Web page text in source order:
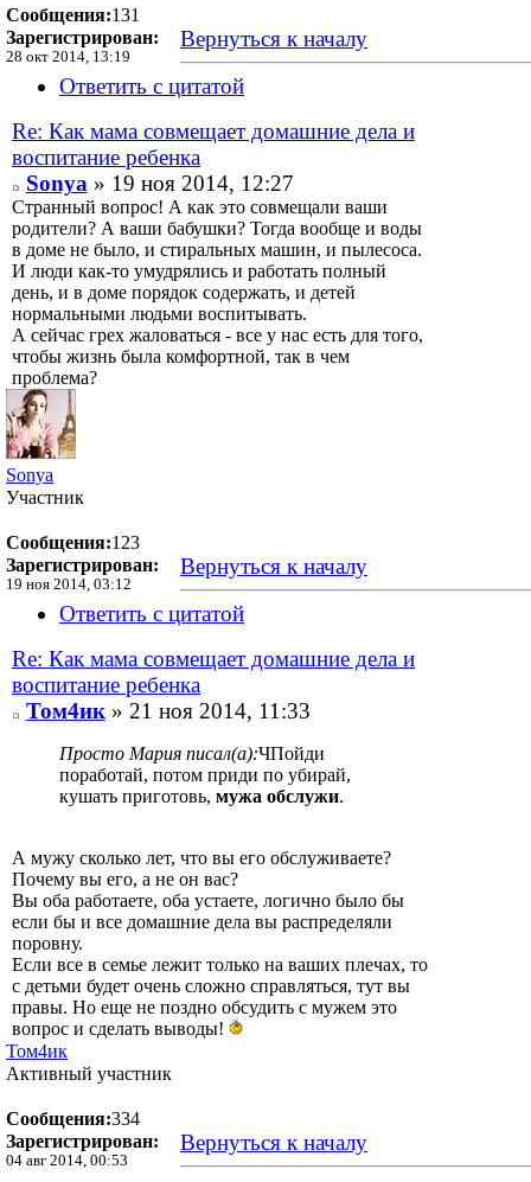
Сообщения:131
Зарегистрирован:
28 окт 2014, 13:19
Вернуться к началу
Ответить с цитатой
Re: Как мама совмещает домашние дела и
воспитание ребенка
Sonya» 19 ноя 2014, 12:27
Странный вопрос! А как это совмещали ваши
родители? А ваши бабушки? Тогда вообще и воды
в доме не было, и стиральных машин, и пылесоса.
И люди как-то умудрялись и работать полный
день, и в доме порядок содержать, и детей
нормальными людьми воспитывать.
А сейчас грех жаловаться - все у нас есть для того,
чтобы жизнь была комфортной, так в чем
проблема?
Sonya
Участник
Сообщения:123
Зарегистрирован:
19 ноя 2014, 03:12
Вернуться к началу
Ответить с цитатой
Re: Как мама совмещает домашние дела и
воспитание ребенка
Том4ик» 21 ноя 2014, 11:33
Просто Мария писал(а):ЧПойди
поработай, потом приди по убирай,
кушать приготовь, мужа обслужи.
А мужу сколько лет, что вы его обслуживаете?
Почему вы его, а не он вас?
Вы оба работаете, оба устаете, логично было бы
если бы и все домашние дела вы распределяли
поровну.
Если все в семье лежит только на ваших плечах, то
с детьми будет очень сложно справляться, тут вы
правы. Но еще не поздно обсудить с мужем это
вопрос и сделать выводы!
Том4ик
Активный участник
Сообщения:334
Зарегистрирован:
04 авг 2014, 00:53
Вернуться к началу